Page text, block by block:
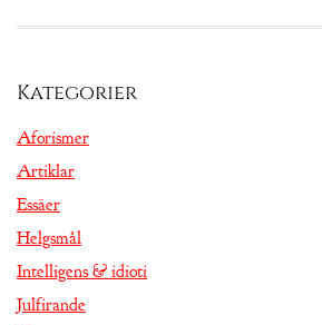
Kategorier
Aforismer
Artiklar
Essäer
Helgsmål
Intelligens & idioti
Julfirande